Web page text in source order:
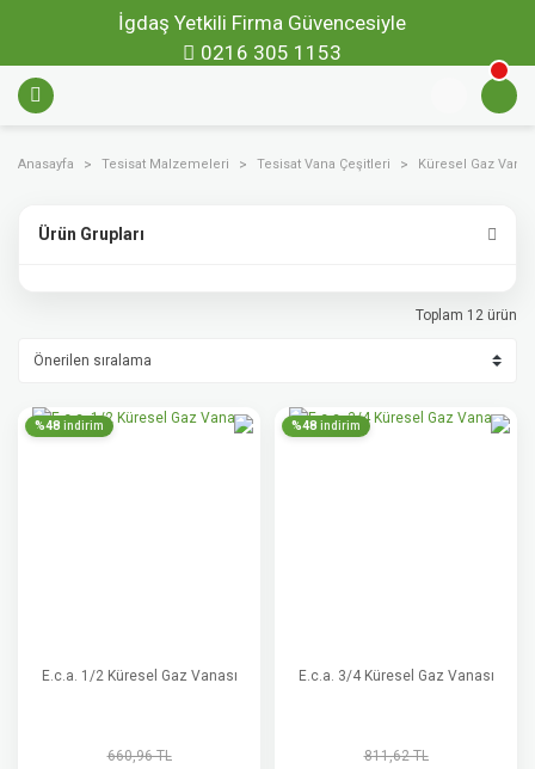
İgdaş Yetkili Firma Güvencesiyle
0216 305 1153
Anasayfa Tesisat Malzemeleri Tesisat Vana Çeşitleri Küresel Gaz
Ürün Grupları
Toplam 12 ürün
%48 indirim
E.c.a. 1/2 Küresel Gaz Vanası
660,96 TL
%48 indirim
E.c.a. 3/4 Küresel Gaz Vanası
811,62 TL